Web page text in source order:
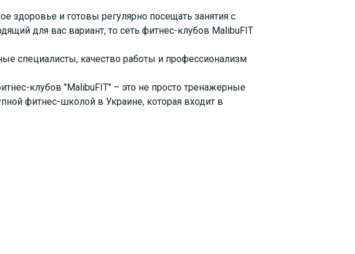
здоровье и готовы регулярно посещать занятия с
для вас вариант, то сеть фитнес-клубов MalibuFIT
специалисты, качество работы и профессионализм
клубов "MalibuFIT" – это не просто тренажерные
фитнес-школой в Украине, которая входит в